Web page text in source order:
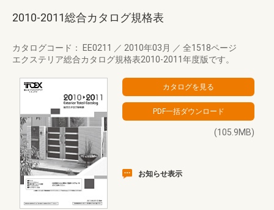
2010-2011総合カタログ規格表
カタログコード： EE0211 ／ 2010年03月 ／ 全1518ページ
エクステリア総合カタログ規格表2010-2011年度版です。
(105.9MB)
お知らせ表示